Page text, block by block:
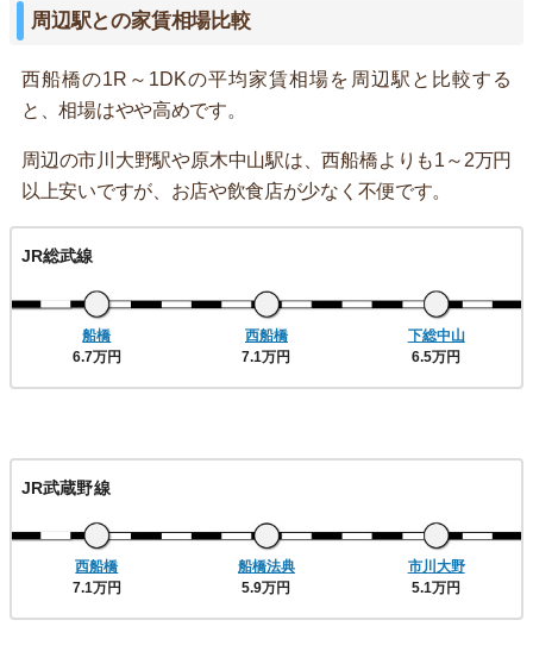
周辺駅との家賃相場比較
西船橋の1R～1DKの平均家賃相場を周辺駅と比較する
と、相場はやや高めです。
周辺の市川大野駅や原木中山駅は、西船橋よりも1～2万円
以上安いですが、お店や飲食店が少なく不便です。
JR総武線
船橋
6.7万円
西船橋
7.1万円
下総中山
6.5万円
JR武蔵野線
西船橋
7.1万円
船橋法典
5.9万円
市川大野
5.1万円